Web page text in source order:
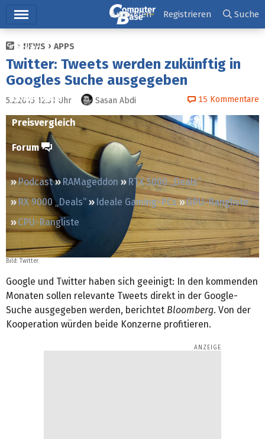
Ticker
Tests
Downloads
Preisvergleich
Forum
Podcast RAMageddon
RTX 5000 „Deals“
RX 9000 „Deals“
Ideale Gaming-PCs
GPU-Rangliste
CPU-Rangliste
Anmelden Registrieren Suche
NEWS APPS
Twitter: Tweets werden zukünftig in
Googles Suche ausgegeben
5.2.2015 12:31 Uhr Sasan Abdi 15 Kommentare
Bild: Twitter
Google und Twitter haben sich geeinigt: In den kommenden
Monaten sollen relevante Tweets direkt in der Google-
Suche ausgegeben werden, berichtet Bloomberg. Von der
Kooperation würden beide Konzerne profitieren.